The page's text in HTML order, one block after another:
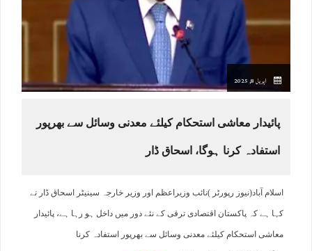
اپریل 8, 2025
پائیدار معاشی استحکام کیلئے معدنی وسائل سے بھرپور
استفادہ کرنا ہوگا، اسحاق ڈار
اسلام آباد(نیوز رپورٹر )نائب وزیراعظم اور وزیر خارجہ سینیٹر اسحاق ڈار نے
کہا ہے کہ پاکستان اقتصادی ترقی کے نئے دور میں داخل ہو رہا ہے، پائیدار
معاشی استحکام کیلئے معدنی وسائل سے بھرپور استفادہ کرنا